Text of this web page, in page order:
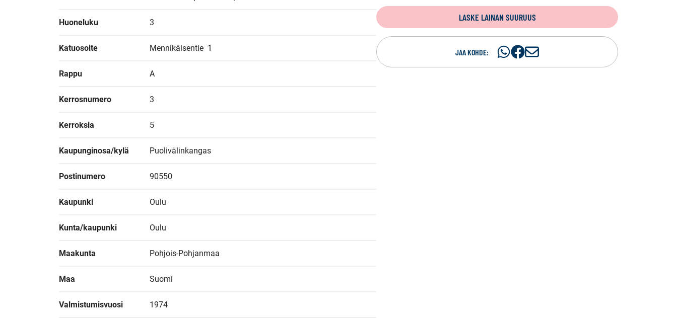
Huoneluku 3
Katuosoite Mennikäisentie  1
Rappu A
Kerrosnumero 3
Kerroksia 5
Kaupunginosa/kylä Puolivälinkangas
Postinumero 90550
Kaupunki Oulu
Kunta/kaupunki Oulu
Maakunta Pohjois-Pohjanmaa
Maa Suomi
Valmistumisvuosi 1974
LASKE LAINAN SUURUUS
JAA KOHDE:
JaaJaaJ